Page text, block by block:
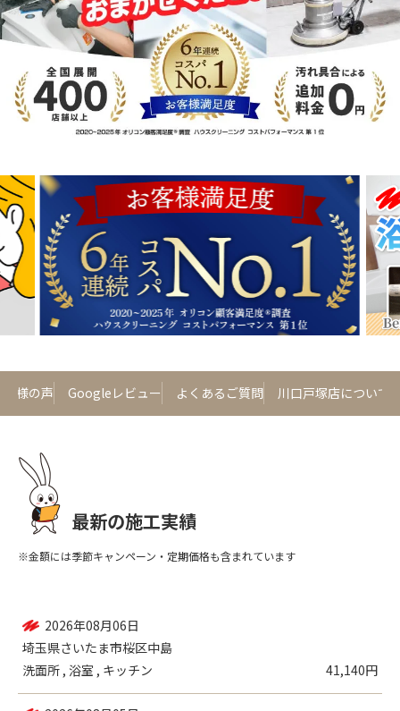
客様の声 Googleレビュー よくあるご質問 川口戸塚店について
最新の施工実績
※金額には季節キャンペーン・定期価格も含まれています
2026年08月07日
埼玉県川口市芝
エアコン（壁掛設置）／一般 , 浴室
27,910円